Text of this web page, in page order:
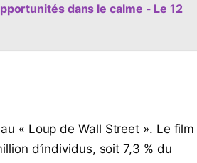
dans le calme - Le 12
« Loup de Wall Street ». Le film
d’individus, soit 7,3 % du